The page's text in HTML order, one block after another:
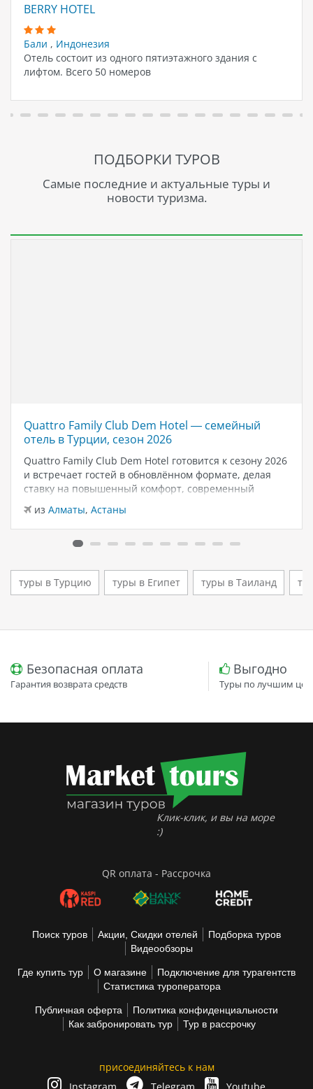
BERRY HOTEL
Бали , Индонезия
Отель состоит из одного пятиэтажного здания с
лифтом. Всего 50 номеров
ПОДБОРКИ ТУРОВ
Самые последние и актуальные туры и
новости туризма.
Quattro Family Club Dem Hotel — семейный
отель в Турции, сезон 2026
Quattro Family Club Dem Hotel готовится к сезону 2026
и встречает гостей в обновлённом формате, делая
ставку на повышенный комфорт, современный
моря. Отель остаётся популярным выбором для тех,
кто ищет семейный отель в…
из Алматы, Астаны
туры в Турцию туры в Египет туры в Таиланд
Безопасная оплата
Гарантия возврата средств
Выгодно
Туры по лучшим
Клик-клик, и вы на море
:)
QR оплата - Рассрочка
Поиск туров Акции, Скидки отелей
Подборка туров
Видеообзоры
Где купить тур О магазине
Подключение для турагентств
Статистика туроператора
Публичная оферта
Политика конфиденциальности
Как забронировать тур
Тур в рассрочку
присоединяйтесь к нам